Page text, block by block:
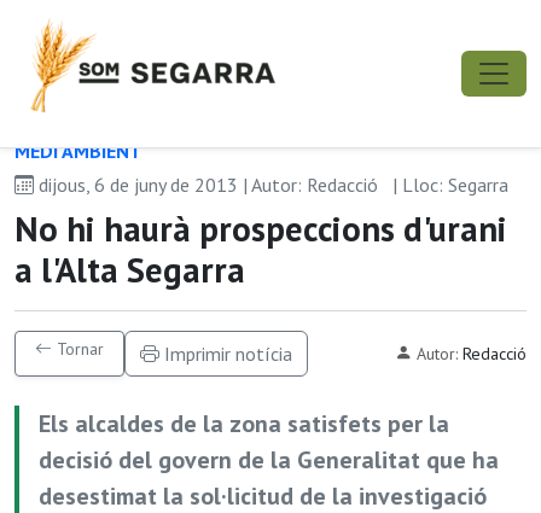
MEDI AMBIENT
dijous, 6 de juny de 2013 | Autor: Redacció
| Lloc: Segarra
No hi haurà prospeccions d'urani
a l'Alta Segarra
Tornar Imprimir notícia Autor: Redacció
Els alcaldes de la zona satisfets per la
decisió del govern de la Generalitat que ha
desestimat la sol·licitud de la investigació